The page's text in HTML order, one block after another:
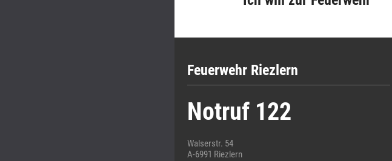
Feuerwehr Riezlern
Notruf 122
Walserstr. 54
A-6991 Riezlern